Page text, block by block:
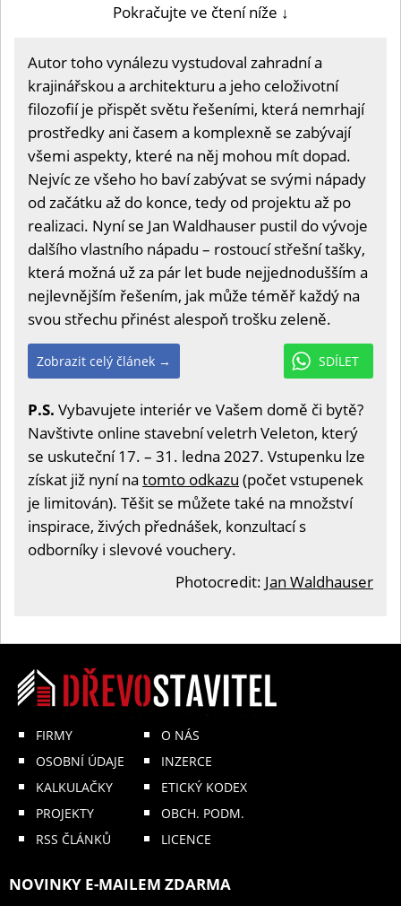
Pokračujte ve čtení níže ↓
Autor toho vynálezu vystudoval zahradní a
krajinářskou a architekturu a jeho celoživotní
filozofií je přispět světu řešeními, která nemrhají
prostředky ani časem a komplexně se zabývají
všemi aspekty, které na něj mohou mít dopad.
Nejvíc ze všeho ho baví zabývat se svými nápady
od začátku až do konce, tedy od projektu až po
realizaci. Nyní se Jan Waldhauser pustil do vývoje
dalšího vlastního nápadu – rostoucí střešní tašky,
která možná už za pár let bude nejjednodušším a
nejlevnějším řešením, jak může téměř každý na
svou střechu přinést alespoň trošku zeleně.
SDÍLET
Zobrazit celý článek →
P.S. Vybavujete interiér ve Vašem domě či bytě?
Navštivte online stavební veletrh Veleton, který
se uskuteční 17. – 31. ledna 2027. Vstupenku lze
získat již nyní na tomto odkazu (počet vstupenek
je limitován). Těšit se můžete také na množství
inspirace, živých přednášek, konzultací s
odborníky i slevové vouchery.
Photocredit: Jan Waldhauser
FIRMY
OSOBNÍ ÚDAJE
KALKULAČKY
PROJEKTY
RSS ČLÁNKŮ
O NÁS
INZERCE
ETICKÝ KODEX
OBCH. PODM.
LICENCE
NOVINKY E-MAILEM ZDARMA